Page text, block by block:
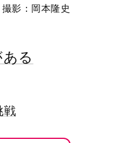
影：岡本隆史
る
戦